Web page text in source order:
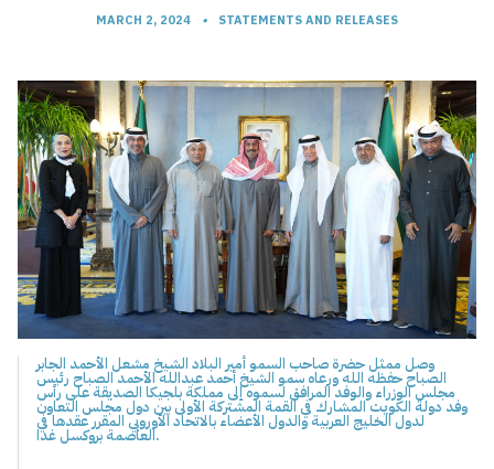
MARCH 2, 2024 • STATEMENTS AND RELEASES
وصل ممثل حضرة صاحب السمو أمير البلاد الشيخ مشعل الأحمد الجابر
الصباح حفظه الله ورعاه سمو الشيخ أحمد عبدالله الأحمد الصباح رئيس
مجلس الوزراء والوفد المرافق لسموه إلى مملكة بلجيكا الصديقة على رأس
وفد دولة الكويت المشارك في القمة المشتركة الأولى بين دول مجلس التعاون
لدول الخليج العربية والدول الأعضاء بالاتحاد الأوروبي المقرر عقدها في
العاصمة بروكسل غدا.